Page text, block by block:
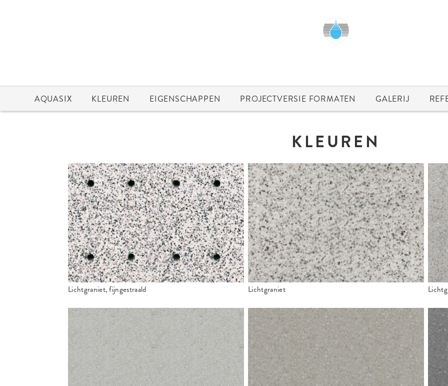
AQUASIX KLEUREN EIGENSCHAPPEN PROJECTVERSIE FORMATEN GALERIJ
KLEUREN
Lichtgraniet, fijngestraald Lichtgraniet